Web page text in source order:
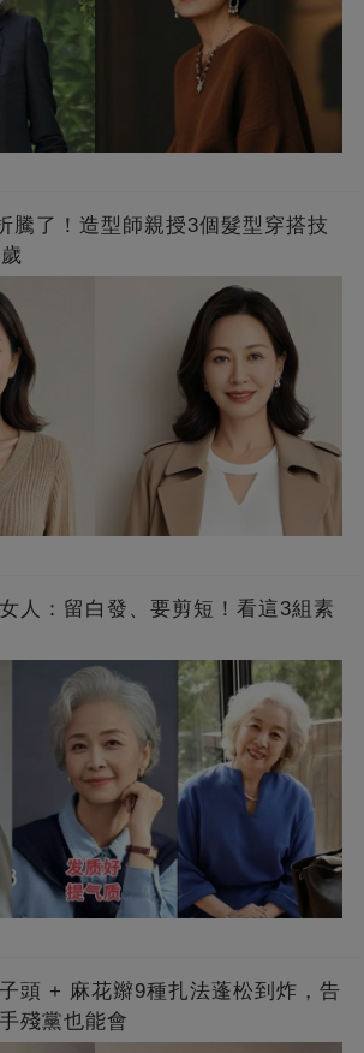
騰了！造型師親授3個髮型穿搭技
人：留白發、要剪短！看這3組素
頭 + 麻花辮9種扎法蓬松到炸，告
殘黨也能會